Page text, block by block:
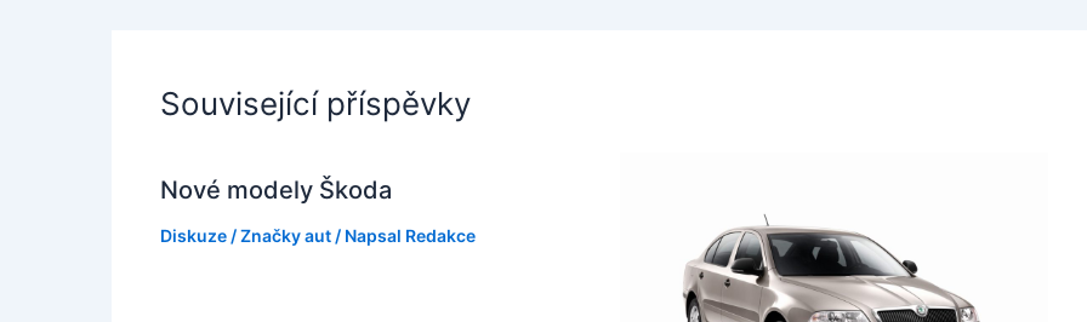
Související příspěvky
Nové modely Škoda
Diskuze /Značky aut / Napsal Redakce